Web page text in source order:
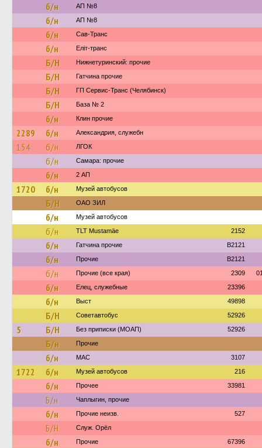
б/н АП №8
б/н АП №8
б/н Сав-Транс
б/н Еліт-транс
Б/Н Нижнетуринский: прочие
Б/Н Гатчина прочие
Б/Н ГП Сервис-Транс (Челябинск)
Б/Н База № 2
б/н Клин прочие
2289 б/н Александрия, служебн
154 б/н ЛГОК
б/н Самара: прочие
б/н 2 АП
1720 б/н Музей автобусов
Б/Н ОАО ЗИЛ
б/н Музей автобусов
б/н TLT Mustamäe 2152
б/н Гатчина прочие B2121
б/н Прочие B2121
б/н Прочие (все края) 2309
б/н Елец, служебные 23396
б/н Выст 49898
Б/Н Советавтобус 52926
5 Б/Н Без приписки (МОАП) 52926
Б/н Прочие
б/н МАС 3107
1722 б/н Музей автобусов 216
б/н Прочее 33981
Б/н Чаплыгин, прочие
б/н Прочие неизв. 527
Б/Н Служ. Орёл
б/н Прочие 67396